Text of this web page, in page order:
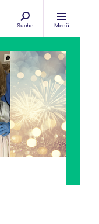
Suche Menü